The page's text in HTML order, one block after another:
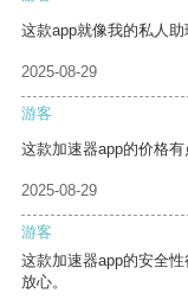
这款app就像我的私人助
2025-08-29
游客
这款加速器app的价格
2025-08-29
游客
这款加速器app的安全
放心。